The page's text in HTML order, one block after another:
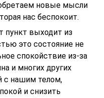
новые мысли
нас беспокоит.
пункт выходит из
это состояние не
спокойствие из-за
и многих других
с нашим телом,
и снизить